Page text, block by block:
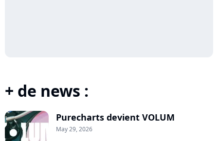
+ de news :
Purecharts devient VOLUM
May 29, 2026